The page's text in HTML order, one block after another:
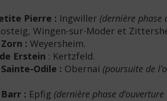
Pierre : Ingwiller (dernière phase
Wingen-sur-Moder et
: Weyersheim.
Erstein : Kertzfeld.
Odile : Obernai (poursuite de
: Epfig (dernière phase